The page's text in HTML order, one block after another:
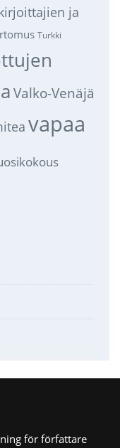
ja
Turkki
Valko-Venäjä
vapaa
för författare